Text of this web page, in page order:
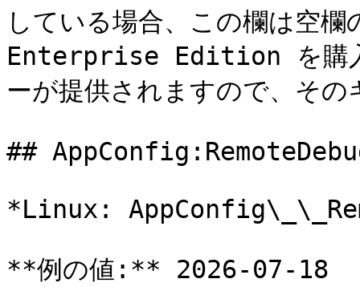
している場合、この欄は空
Enterprise Edition を購入
ーが提供されますので、そ
##
*Linux:
**例の値:** 2026-07-18